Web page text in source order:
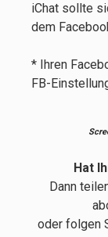
iChat sollte
dem
* Ihren
FB-
Hat
Dann
oder folgen